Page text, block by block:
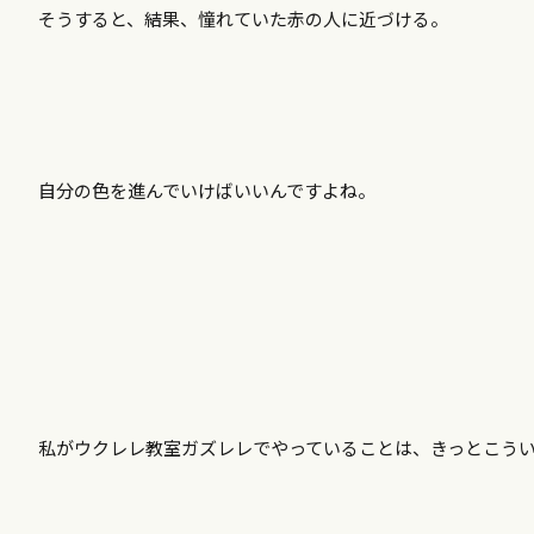
そうすると、結果、憧れていた赤の人に近づける。
自分の色を進んでいけばいいんですよね。
私がウクレレ教室ガズレレでやっていることは、きっとこう